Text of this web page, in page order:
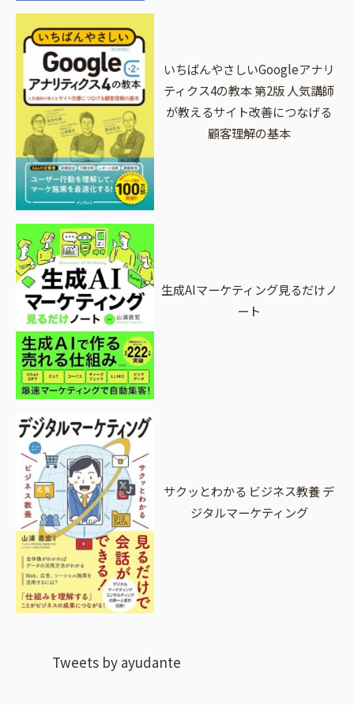
いちばんやさしいGoogleアナリ
ティクス4の教本 第2版 人気講師
が教えるサイト改善につなげる
顧客理解の基本
生成AIマーケティング見るだけノ
ート
サクッとわかる ビジネス教養 デ
ジタルマーケティング
Tweets by ayudante